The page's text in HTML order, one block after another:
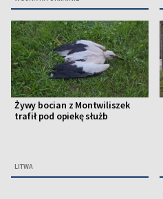
Żywy bocian z Montwiliszek
trafił pod opiekę służb
LITWA